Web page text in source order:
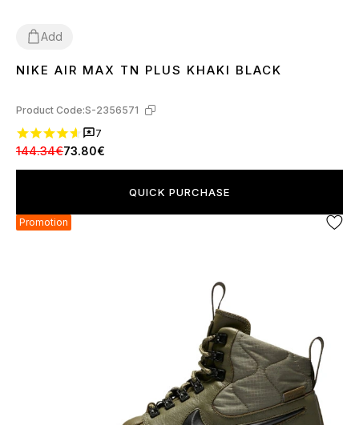
Add
4142 4344 45
NIKE AIR MAX TN PLUS KHAKI BLACK
Product Code:S-2356571
7
144.34€73.80€
QUICK PURCHASE
Promotion